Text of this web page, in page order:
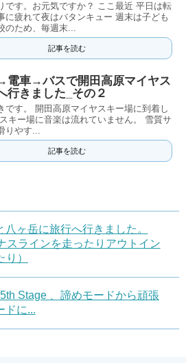
です。お元気ですか？ ここ最近 平日は転
に疲れて夜はバタンキュー 週末は子ども
のため、毎週末...
記事を読む
電車→バスで開田高原マイヤス
行きました_その２
です。 開田高原マイヤスキー場に到着し
キー場に音楽は流れていません。 雪質サ
りやす...
記事を読む
八ヶ岳に旅行へ行きました。
スラインを走ったりアウトイン
）
Stage 、諦めモードから頑張
ドに...